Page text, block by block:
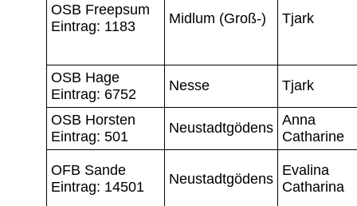
OSB Freepsum
Eintrag: 1183
Midlum (Groß-) Tjark
OSB Hage
Eintrag: 6752
Nesse Tjark
OSB Horsten
Eintrag: 501
Neustadtgödens Anna
Catharine
OFB Sande
Eintrag: 14501
Neustadtgödens
Evalina
Catharina